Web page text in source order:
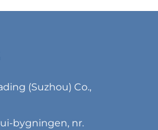
(Suzhou) Co.,
bygningen, nr.